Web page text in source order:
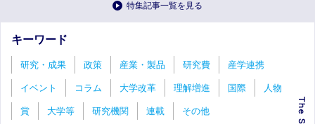
特集記事一覧を見る
キーワード
研究・成果 政策 産業・製品 研究費 産学連携
イベント コラム 大学改革 理解増進 国際 人物
賞 大学等 研究機関 連載 その他